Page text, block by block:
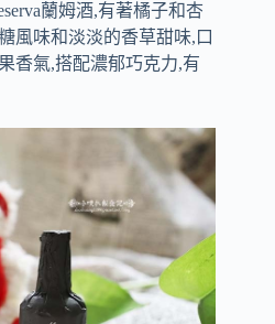
蘭姆酒,有著橘子和杏
風味和淡淡的香草甜味,口
香氣,搭配濃郁巧克力,有